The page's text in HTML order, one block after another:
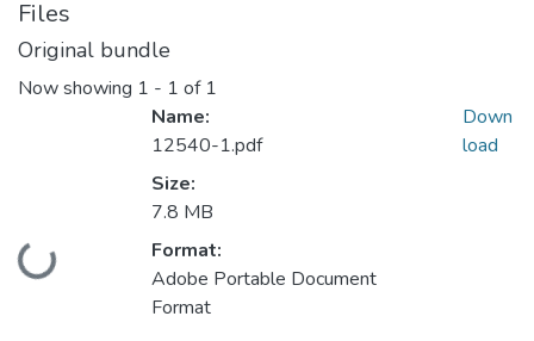
Files
Original bundle
Now showing 1 - 1 of 1
Loading...
Name:
12540-1.pdf
Size:
7.8 MB
Format:
Adobe Portable Document
Format
Down
load